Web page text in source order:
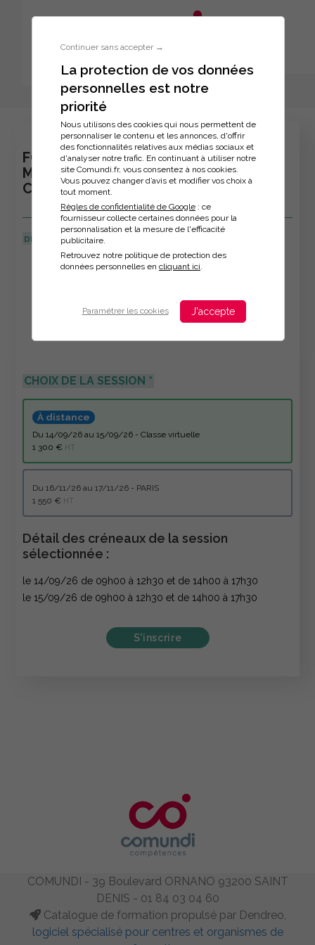
Continuer sans accepter →
La protection de vos données
personnelles est notre
priorité
Nous utilisons des cookies qui nous permettent de
personnaliser le contenu et les annonces, d'offrir
des fonctionnalités relatives aux médias sociaux et
d'analyser notre trafic. En continuant à utiliser notre
site Comundi.fr, vous consentez à nos cookies.
Vous pouvez changer d’avis et modifier vos choix à
tout moment.
Règles de confidentialité de Google : ce
fournisseur collecte certaines données pour la
personnalisation et la mesure de l'efficacité
publicitaire.
Retrouvez notre politique de protection des
données personnelles en cliquant ici
Paramétrer les cookies J'accepte
Inscription à la formation
FORMATION : L'ENNÉAGRAMME POUR
MIEUX SE CONNAÎTRE ET MIEUX
COMMUNIQUER
DERNIÈRE MISE À JOUR :
Veuillez décrire votre situation
CHOIX DE LA SESSION
À distance
du 14/09/26 au 15/09/26 - Classe virtuelle
1 300 € HT
du 16/11/26 au 17/11/26 - PARIS
1 550 € HT
Détail des créneaux de la session
sélectionnée :
le 14/09/26 de 09h00 à 12h30 et de 14h00 à 17h30
le 15/09/26 de 09h00 à 12h30 et de 14h00 à 17h30
S'inscrire
COMUNDI - 39 Boulevard ORNANO 93200 SAINT
DENIS - 01 84 03 04 60
Catalogue de formation propulsé par Dendreo,
logiciel spécialisé pour centres et organismes de